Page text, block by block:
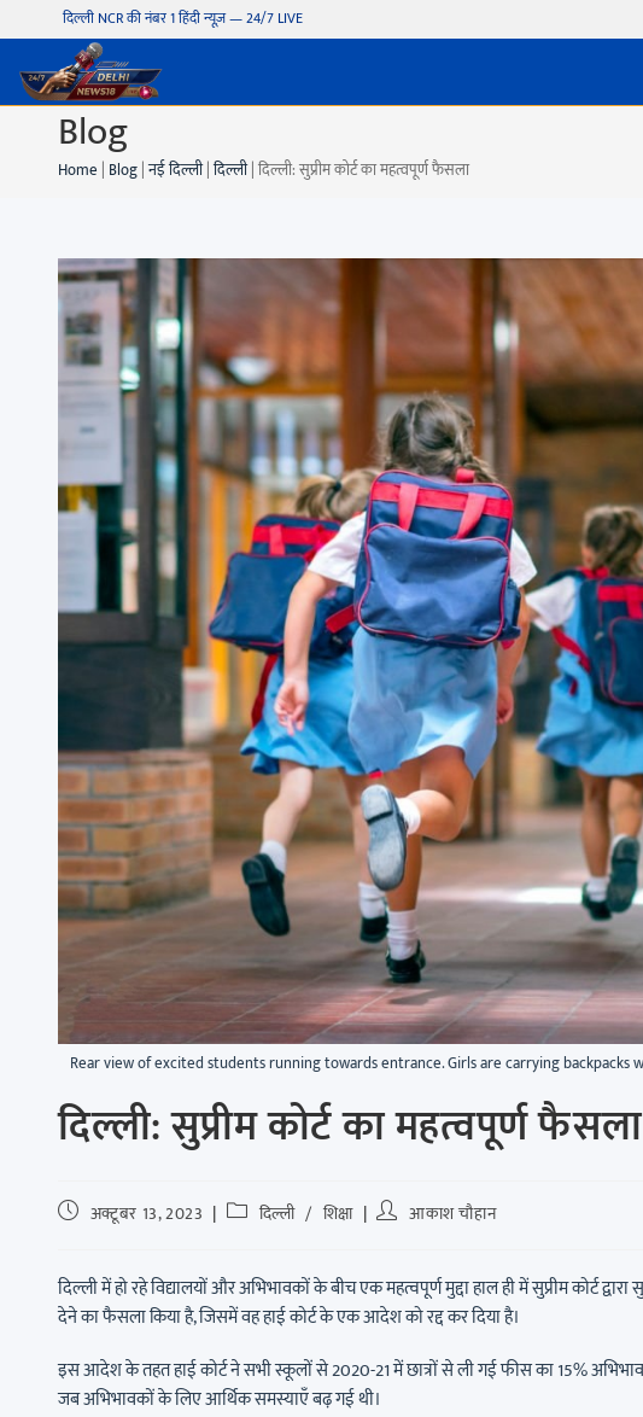
दिल्ली NCR की नंबर 1 हिंदी न्यूज़ — 24/7 LIVE
Blog
Home | Blog|नई दिल्ली|दिल्ली|दिल्ली: सुप्रीम कोर्ट का महत्वपूर्ण फैसला
Rear view of excited students running towards entrance. Girls are carrying
दिल्ली: सुप्रीम कोर्ट का महत्वपूर्ण फैसला
अक्टूबर 13, 2023 दिल्ली / शिक्षा आकाश चौहान
दिल्ली में हो रहे विद्यालयों और अभिभावकों के बीच एक महत्वपूर्ण मुद्दा हाल ही में सुप्रीम कोर्ट
देने का फैसला किया है, जिसमें वह हाई कोर्ट के एक आदेश को रद्द कर दिया है।
इस आदेश के तहत हाई कोर्ट ने सभी स्कूलों से 2020-21 में छात्रों से ली गई फीस का 15%
जब अभिभावकों के लिए आर्थिक समस्याएँ बढ़ गई थी।